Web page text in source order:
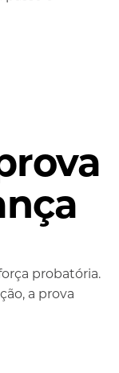
probatória.
a prova